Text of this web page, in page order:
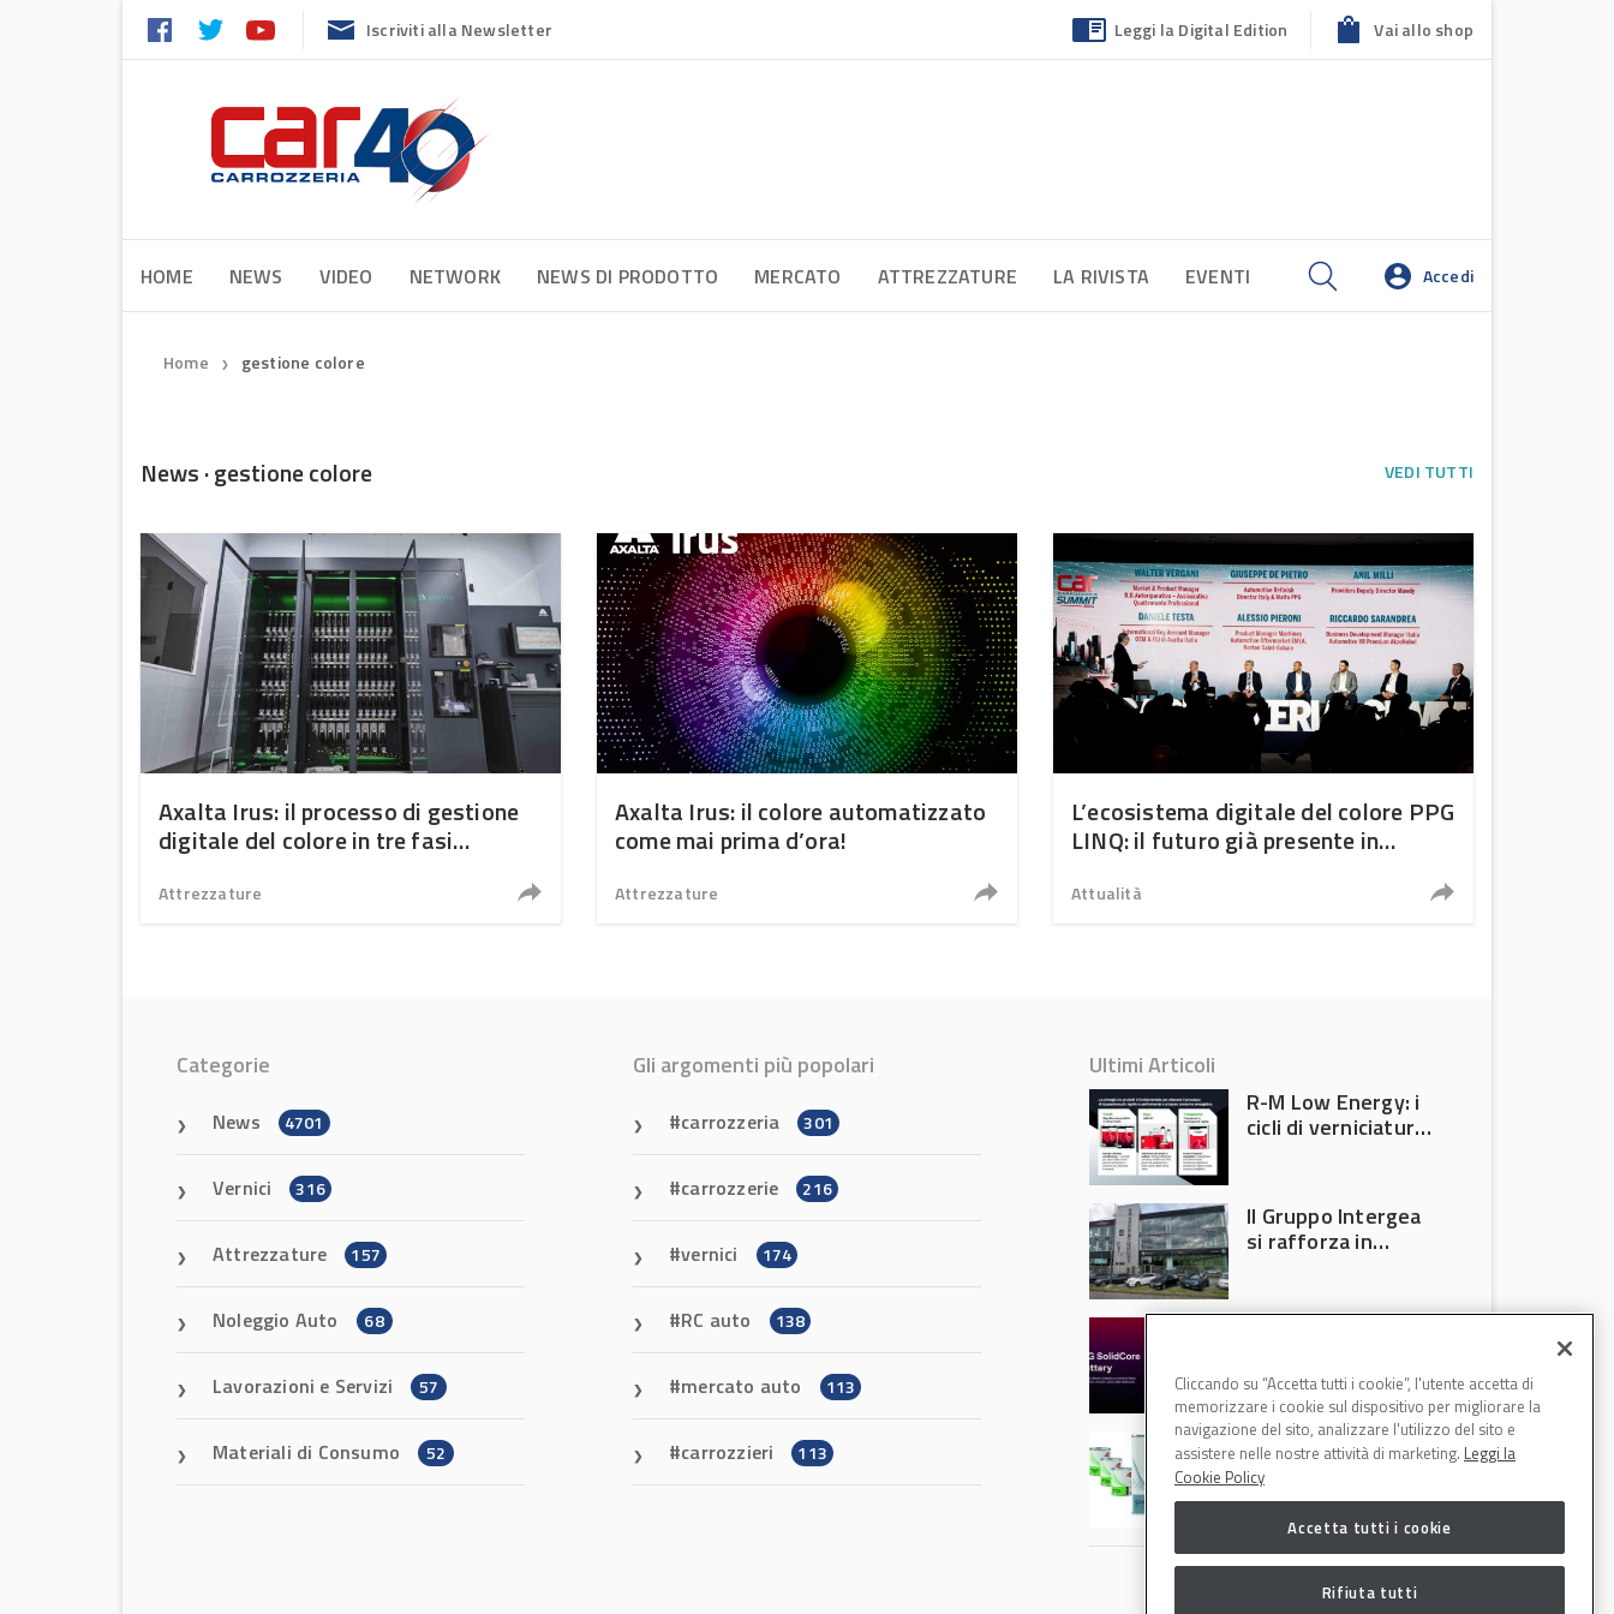
Iscriviti alla Newsletter Leggi la Digital Edition Vai allo shop
HOME NEWS VIDEO NETWORK NEWS DI PRODOTTO MERCATO ATTREZZATURE LA RIVISTA EVENTI Accedi
Home ❯ gestione colore
News · gestione colore VEDI TUTTI
Axalta Irus: il processo di gestione
digitale del colore in tre fasi
Attrezzature
Axalta Irus: il colore automatizzato
come mai prima d’ora!
Attrezzature
L’ecosistema digitale del colore PPG
LINQ: il futuro già presente in
Attualità
Categorie
News 4701
Vernici 316
Attrezzature 157
Noleggio Auto 68
Lavorazioni e Servizi 57
Materiali di Consumo 52
Gli argomenti più popolari
carrozzeria 301
carrozzerie 216
vernici 174
RC auto 138
mercato auto 113
carrozzieri 113
Ultimi Articoli
R-M Low Energy: i
cicli di verniciatura
tempi e costi in
carrozzeria
Il Gruppo Intergea
si rafforza in
tecnologia che
potrebbe
accelerare la
rivoluzione
dell’auto elettrica
Speciale Low
Energy: axalta Fast
Cure Low Energy: la
tecnologia che
energetici e
aumenta la
Cliccando su “Accetta tutti i cookie”, l'utente accetta di
memorizzare i cookie sul dispositivo per migliorare la
navigazione del sito, analizzare l'utilizzo del sito e
assistere nelle nostre attività di marketing. Leggi la
Cookie Policy
Accetta tutti i cookie
Rifiuta tutti